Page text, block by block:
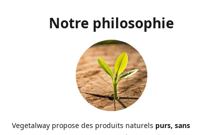
Notre philosophie
Vegetalway propose des produits naturels purs, sans